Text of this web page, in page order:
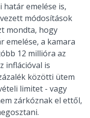
határ emelése is,
módosítások
mondta, hogy
emelése, a kamara
12 millióra az
inflációval is
közötti ütem
limitet - vagy
zárkóznak el ettől,